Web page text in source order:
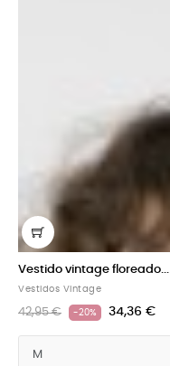
Vestido vintage floreado...
Vestidos Vintage
42,95 € -20% 34,36 €